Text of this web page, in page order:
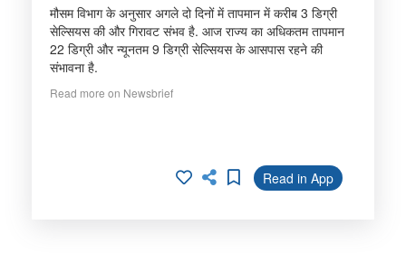
मौसम विभाग के अनुसार अगले दो दिनों में तापमान में करीब 3 डिग्री
सेल्सियस की और गिरावट संभव है. आज राज्य का अधिकतम तापमान
22 डिग्री और न्यूनतम 9 डिग्री सेल्सियस के आसपास रहने की
संभावना है.
Read more on Newsbrief
Read in App